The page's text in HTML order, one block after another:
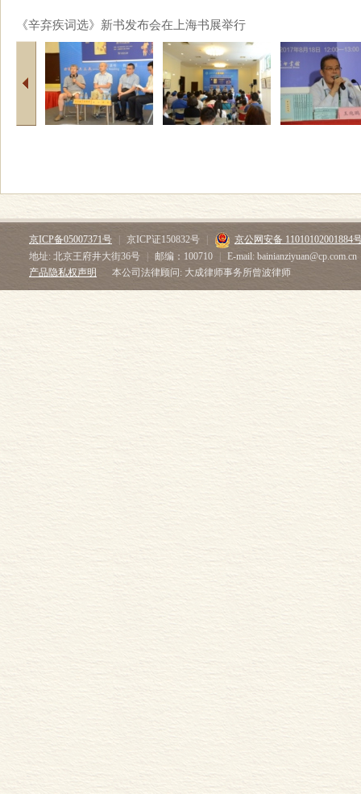
《辛弃疾词选》新书发布会在上海书展举行
京ICP备05007371号 京ICP证150832号
京公网安备 11010102001884
地址: 北京王府井大街36号
邮编：100710
E-mail: bainianziyuan@cp.com.cn
产品隐私权声明
本公司法律顾问: 大成律师事务所曾波律师